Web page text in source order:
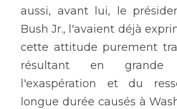
aussi, avant lui, le
Bush Jr., l'avaient déjà
cette attitude purement
résultant en
l'exaspération et du
longue durée causés à